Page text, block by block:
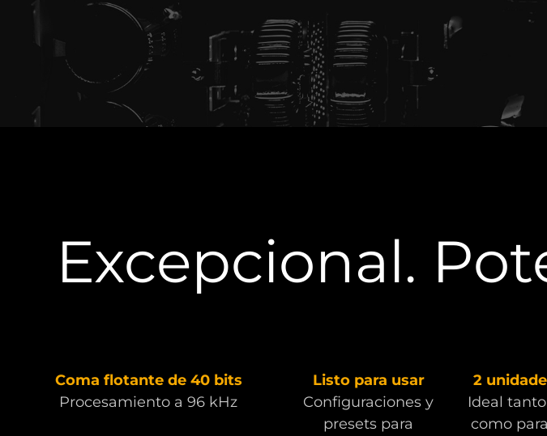
Excepcional.
Coma flotante de 40 bits
Procesamiento a 96 kHz
Listo para usar
Configuraciones y
presets para
2
Ideal
como